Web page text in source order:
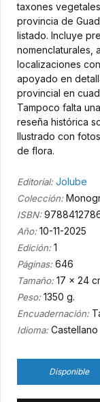
taxones
provincia de
listado. Incluye
nomenclaturales,
localizaciones
apoyado en
provincial en
Tampoco falta
reseña histórica
Ilustrado con
de flora.
Editorial: Jolube
Colección:
ISBN:
Año:10-11-2025
Edición:1
Páginas:646
Tamaño:17 x 24
Peso:1350 g.
Encuadernación:
Idioma:Castellano
Disponible